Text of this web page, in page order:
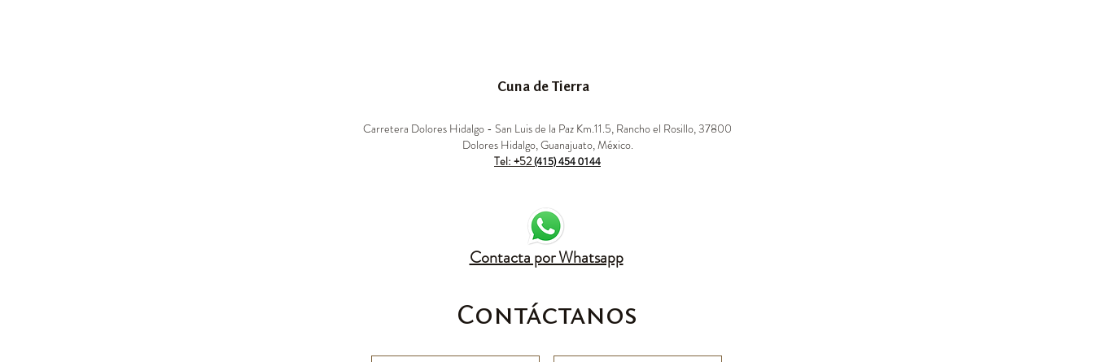
Cuna de Tierra
Carretera Dolores Hidalgo - San Luis de la Paz Km.11.5, Rancho el Rosillo, 37800
Dolores Hidalgo, Guanajuato, México.
Tel: +52 (415) 454 0144
Contacta por Whatsapp
Contáctanos